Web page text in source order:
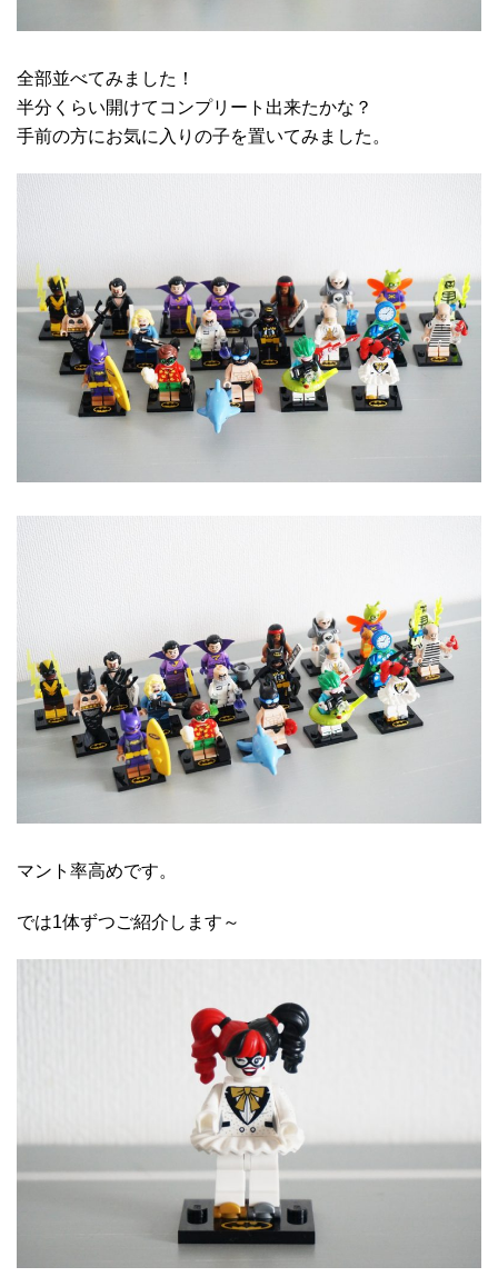
全部並べてみました！
半分くらい開けてコンプリート出来たかな？
手前の方にお気に入りの子を置いてみました。
マント率高めです。
では1体ずつご紹介します～